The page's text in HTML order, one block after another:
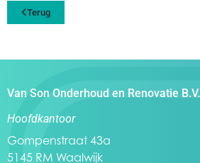
Terug
Van Son Onderhoud en Renovatie B.V.
Hoofdkantoor
Gompenstraat 43a
5145 RM Waalwijk